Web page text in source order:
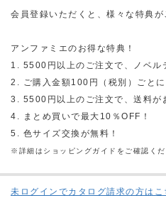
会員登録いただくと、様々な特典が
アンファミエのお得な特典！
1. 5500円以上のご注文で、ノベル
2. ご購入金額100円（税別）ごとに
3. 5500円以上のご注文で、送料が
4. まとめ買いで最大10％OFF！
5. 色サイズ交換が無料！
※詳細はショッピングガイドをご確認くだ
未ログインでカタログ請求の方はこ